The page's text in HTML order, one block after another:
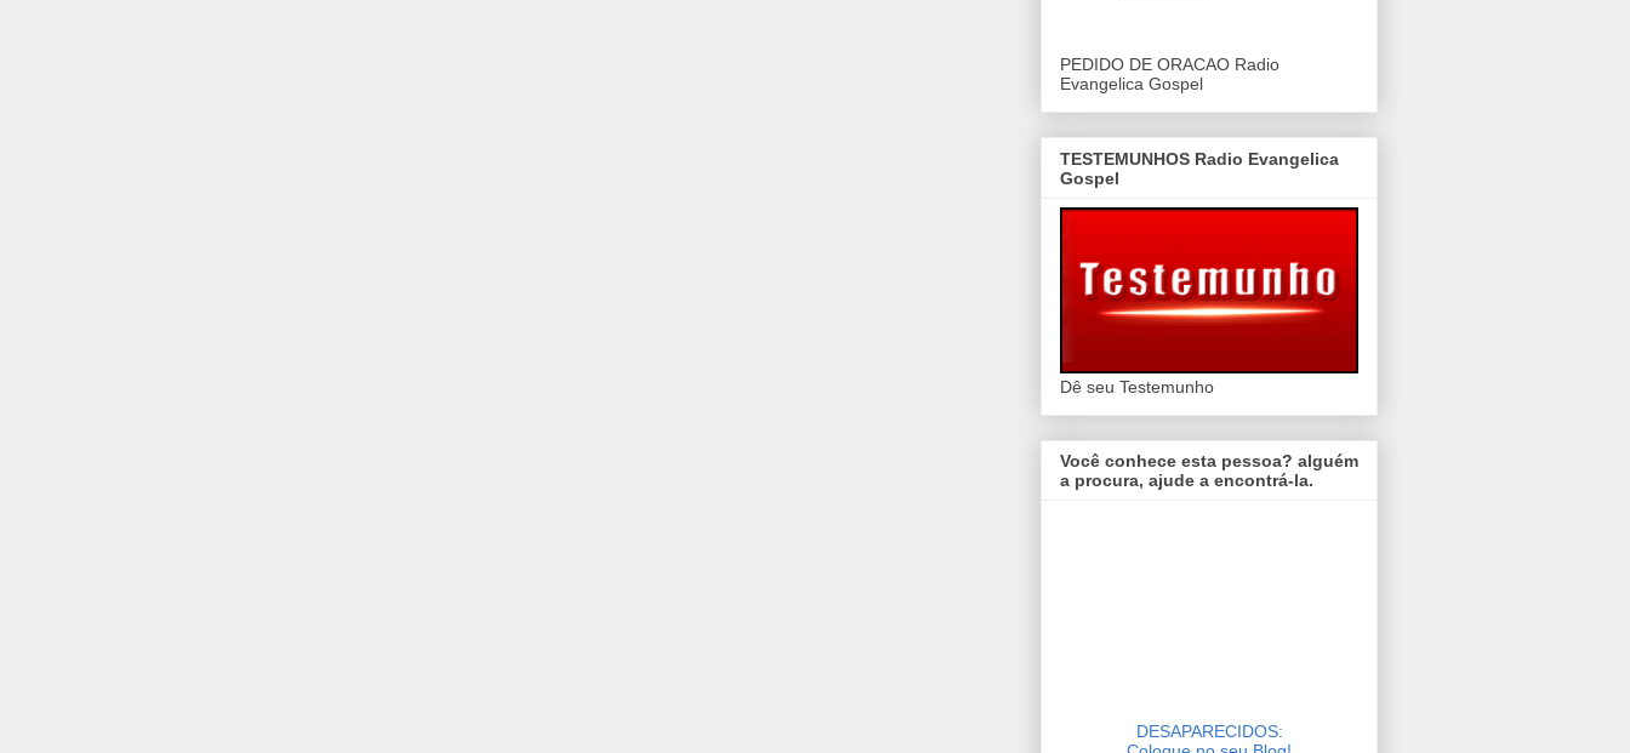
PEDIDO DE ORACAO Radio
Evangelica Gospel
TESTEMUNHOS Radio Evangelica
Gospel
Dê seu Testemunho
Você conhece esta pessoa? alguém
a procura, ajude a encontrá-la.
DESAPARECIDOS: